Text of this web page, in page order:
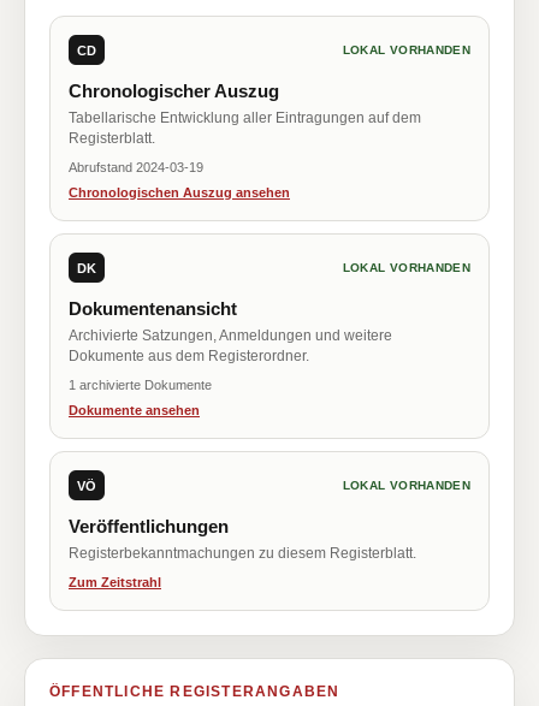
CD LOKAL VORHANDEN
Chronologischer Auszug
Tabellarische Entwicklung aller Eintragungen auf dem
Registerblatt.
Abrufstand 2024-03-19
Chronologischen Auszug ansehen
DK LOKAL VORHANDEN
Dokumentenansicht
Archivierte Satzungen, Anmeldungen und weitere
Dokumente aus dem Registerordner.
1 archivierte Dokumente
Dokumente ansehen
VÖ LOKAL VORHANDEN
Veröffentlichungen
Registerbekanntmachungen zu diesem Registerblatt.
Zum Zeitstrahl
ÖFFENTLICHE REGISTERANGABEN